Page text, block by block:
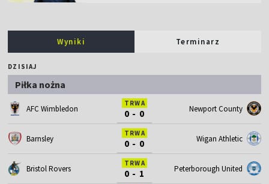
Wyniki Terminarz
DZISIAJ
Piłka nożna
AFC Wimbledon
TRWA
0 - 0 Newport County
Barnsley
TRWA
0 - 0 Wigan Athletic
Bristol Rovers
TRWA
0 - 1 Peterborough United